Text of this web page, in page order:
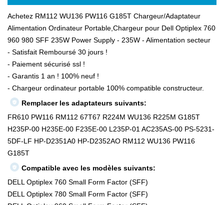
Achetez RM112 WU136 PW116 G185T Chargeur/Adaptateur
Alimentation Ordinateur Portable,Chargeur pour Dell Optiplex 760
960 980 SFF 235W Power Supply - 235W - Alimentation secteur
- Satisfait Remboursé 30 jours !
- Paiement sécurisé ssl !
- Garantis 1 an ! 100% neuf !
- Chargeur ordinateur portable 100% compatible constructeur.
Remplacer les adaptateurs suivants:
FR610 PW116 RM112 67T67 R224M WU136 R225M G185T
H235P-00 H235E-00 F235E-00 L235P-01 AC235AS-00 PS-5231-
5DF-LF HP-D2351A0 HP-D2352AO RM112 WU136 PW116
G185T
Compatible avec les modèles suivants:
DELL Optiplex 760 Small Form Factor (SFF)
DELL Optiplex 780 Small Form Factor (SFF)